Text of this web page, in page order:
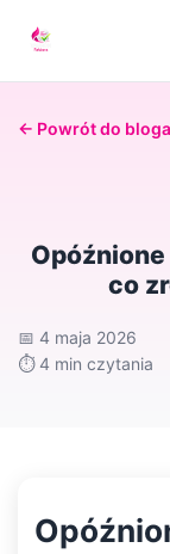
← Powrót do bloga
co
📅 4 maja 2026
⏱️4 min czytania